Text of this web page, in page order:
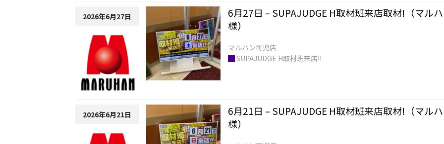
2026年6月27日
6月27日 – SUPAJUDGE H取材班来店取材!（マル
様）
█SUPAJUDGE H取材班来店!!
2026年6月21日
6月21日 – SUPAJUDGE H取材班来店取材!（マル
様）